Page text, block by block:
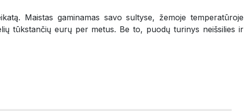
Maistas gaminamas savo sultyse, žemoje temperatūroje
tūkstančių eurų per metus. Be to, puodų turinys neišsilies ir